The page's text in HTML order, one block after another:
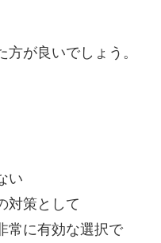
が良いでしょう。
い
対策として
常に有効な選択で